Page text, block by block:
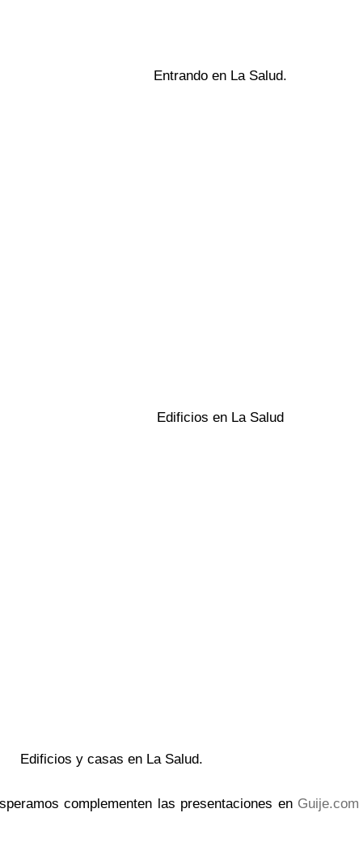
Entrando en La Salud.
Edificios en La Salud
Edificios y casas en La Salud.
complementen las presentaciones en Guije.com